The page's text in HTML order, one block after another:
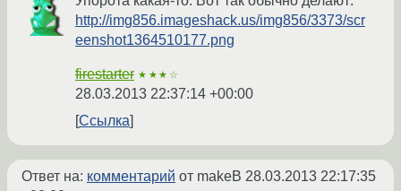
http://img856.imageshack.us/img856/3373/scr
eenshot1364510177.png
firestarter ★★★☆
28.03.2013 22:37:14 +00:00
Ссылка
Ответ на: комментарий от makeB 28.03.2013 22:17:35